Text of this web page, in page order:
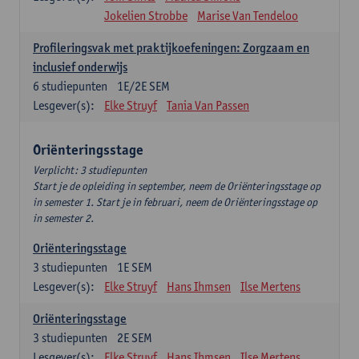
Jokelien Strobbe
Marise Van Tendeloo
Profileringsvak met praktijkoefeningen: Zorgzaam en
inclusief onderwijs
1E/2E SEM
6 studiepunten
Lesgever(s):
Elke Struyf Tania Van Passen
Oriënteringsstage
Verplicht: 3 studiepunten
Start je de opleiding in september, neem de Oriënteringsstage op
in semester 1. Start je in februari, neem de Oriënteringsstage op
in semester 2.
Oriënteringsstage
1E SEM
3 studiepunten
Lesgever(s):
Elke Struyf Hans Ihmsen Ilse Mertens
Oriënteringsstage
2E SEM
3 studiepunten